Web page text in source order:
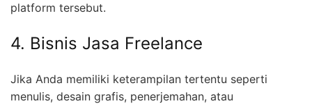
platform tersebut.
4. Bisnis Jasa Freelance
Jika Anda memiliki keterampilan tertentu seperti
menulis, desain grafis, penerjemahan, atau